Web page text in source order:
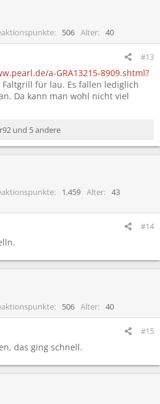
506 Alter 40
#13
a-GRA13215-8909.shtml?
Faltgrill für lau. Es fallen lediglich
Da kann man wohl nicht viel
und 5 andere
1.459 Alter
43
#14
506 Alter 40
#15
das ging schnell.